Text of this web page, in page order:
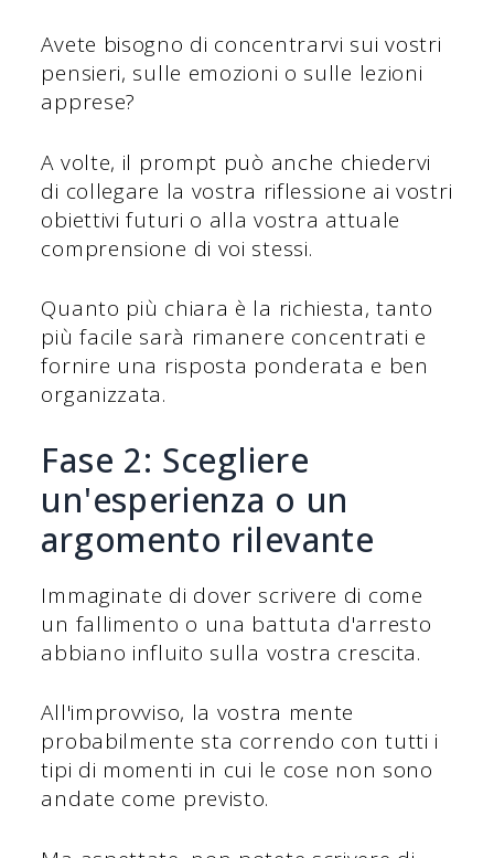
Avete bisogno di concentrarvi sui vostri
pensieri, sulle emozioni o sulle lezioni
apprese?
A volte, il prompt può anche chiedervi
di collegare la vostra riflessione ai vostri
obiettivi futuri o alla vostra attuale
comprensione di voi stessi.
Quanto più chiara è la richiesta, tanto
più facile sarà rimanere concentrati e
fornire una risposta ponderata e ben
organizzata.
Fase 2: Scegliere
un'esperienza o un
argomento rilevante
Immaginate di dover scrivere di come
un fallimento o una battuta d'arresto
abbiano influito sulla vostra crescita.
All'improvviso, la vostra mente
probabilmente sta correndo con tutti i
tipi di momenti in cui le cose non sono
andate come previsto.